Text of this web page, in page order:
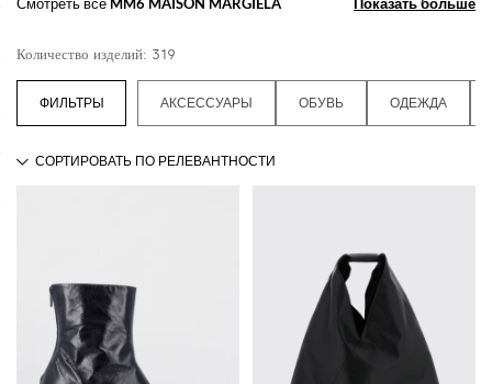
Количество изделий: 319
АКСЕССУАРЫ ОБУВЬ ОДЕЖДА